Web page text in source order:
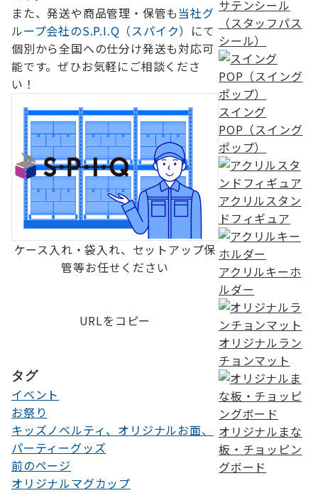
また、発送や商品管理・保管も当社グ
ループ会社のS.P.I.Q（スパイク） にて
個別から全国への仕分け発送も対応可
能です。ぜひお気軽にご相談くださ
い！
ケース入れ・袋入れ、セットアップ保
管等お任せください
URLをコピー
タグ
イベント
お祭り
キッズノベルティ、オリジナルお面、
パーティーグッズ
投
前のページ
オリジナルマグカップ
サテンシール
（スタッフパス
シール）
スイング
POP（スイング
ポップ）
アクリルスタン
ドフィギュア
アクリルキーホ
ルダー
オリジナルラン
チョンマット
オリジナルまな
板・チョッピン
グボード